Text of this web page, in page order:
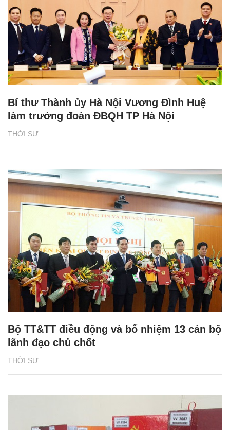
THỜI SỰ
Bí thư Thành ủy Hà Nội Vương Đình Huệ
làm trưởng đoàn ĐBQH TP Hà Nội
THỜI SỰ
Bộ TT&TT điều động và bổ nhiệm 13 cán bộ
lãnh đạo chủ chốt